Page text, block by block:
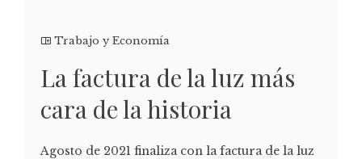
Trabajo y Economía
La factura de la luz más
cara de la historia
Agosto de 2021 finaliza con la factura de la luz